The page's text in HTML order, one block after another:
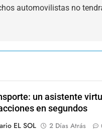
automovilistas no
un asistente
en segundos
EL SOL
2 Días Atrás